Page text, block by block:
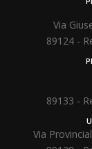
Via
89124 -
89133 -
Via